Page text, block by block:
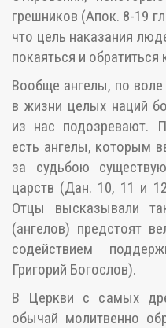
грешников (Апок. 8-19
что цель наказания
покаяться и обратиться
Вообще ангелы, по
в жизни целых наций
из нас подозревают.
есть ангелы, которым
за судьбою
царств (Дан. 10, 11 и
Отцы высказывали
(ангелов) предстоят
содействием
Григорий Богослов).
В Церкви с самых
обычай молитвенно